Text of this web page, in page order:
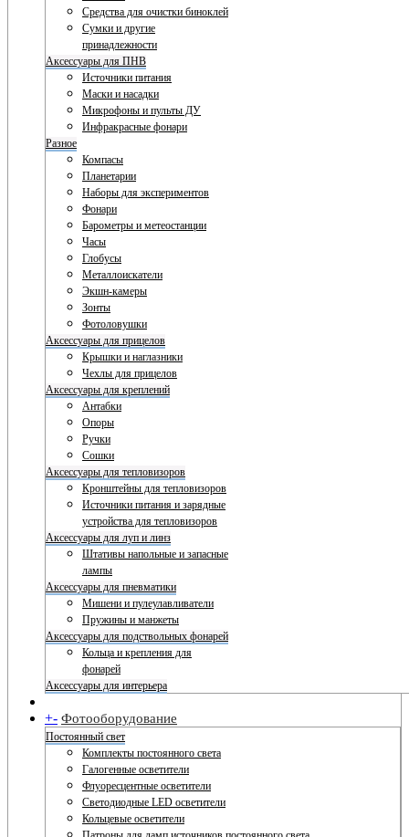
Средства для очистки биноклей
Сумки и другие
принадлежности
Аксессуары для ПНВ
Источники питания
Маски и насадки
Микрофоны и пульты ДУ
Инфракрасные фонари
Разное
Компасы
Планетарии
Наборы для экспериментов
Фонари
Барометры и метеостанции
Часы
Глобусы
Металлоискатели
Экшн-камеры
Зонты
Фотоловушки
Аксессуары для прицелов
Крышки и наглазники
Чехлы для прицелов
Аксессуары для креплений
Антабки
Опоры
Ручки
Сошки
Аксессуары для тепловизоров
Кронштейны для тепловизоров
Источники питания и зарядные
устройства для тепловизоров
Аксессуары для луп и линз
Штативы напольные и запасные
лампы
Аксессуары для пневматики
Мишени и пулеулавливатели
Пружины и манжеты
Аксессуары для подствольных фонарей
Кольца и крепления для
фонарей
Аксессуары для интерьера
+- Фотооборудование
Постоянный свет
Комплекты постоянного света
Галогенные осветители
Флуоресцентные осветители
Светодиодные LED осветители
Кольцевые осветители